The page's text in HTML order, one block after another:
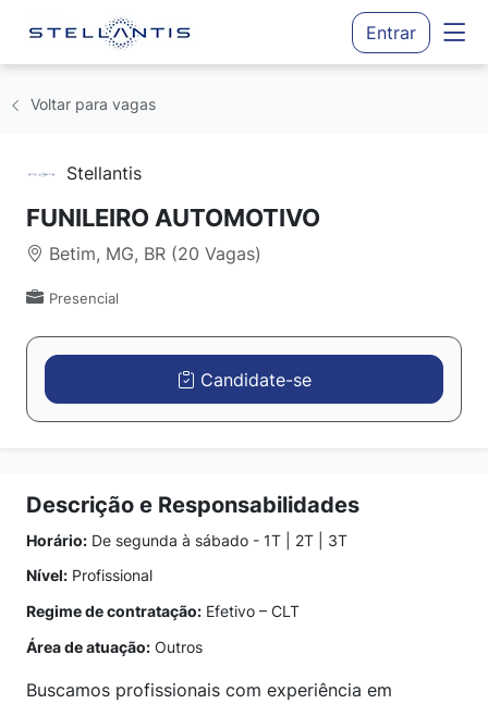
Entrar
Voltar para vagas
Stellantis
FUNILEIRO AUTOMOTIVO
Betim, MG, BR (20 Vagas)
Presencial
Candidate-se
Descrição e Responsabilidades
Horário: De segunda à sábado - 1T | 2T | 3T
Nível: Profissional
Regime de contratação: Efetivo – CLT
Área de atuação: Outros
Buscamos profissionais com experiência em